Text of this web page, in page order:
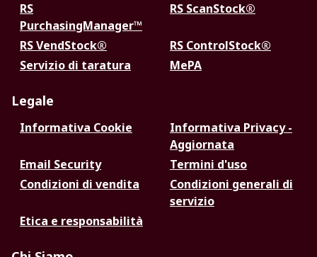
RS
PurchasingManager™
RS ScanStock®
RS VendStock®
RS ControlStock®
Servizio di taratura
MePA
Legale
Informativa Cookie
Informativa Privacy -
Aggiornata
Email Security
Termini d'uso
Condizioni di vendita
Condizioni generali di
servizio
Etica e responsabilità